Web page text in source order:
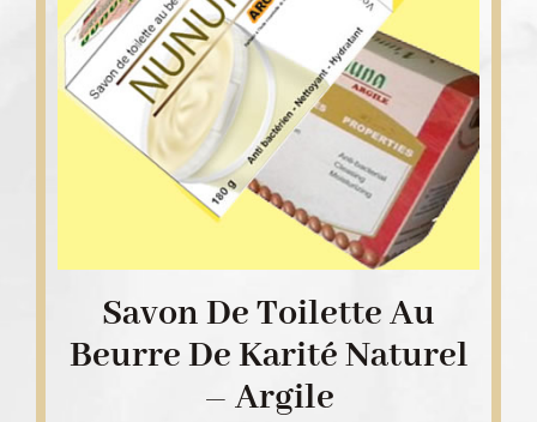
Savon De Toilette Au
Beurre De Karité Naturel
– Argile